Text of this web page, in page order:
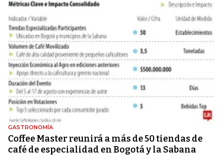
GASTRONOMÍA
Coffee Master reunirá a más de 50 tiendas de
café de especialidad en Bogotá y la Sabana